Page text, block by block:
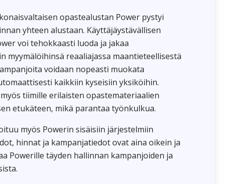
opastealustan Power pystyi
yhteen alustaan. Käyttäjäystävällisen
voi tehokkaasti luoda ja jakaa
myymälöihinsä reaaliajassa maantieteellisestä
voidaan nopeasti muokata
kaikkiin kyseisiin yksiköihin.
tiimille erilaisten opastemateriaalien
etukäteen, mikä parantaa työnkulkua.
myös Powerin sisäisiin järjestelmiin
hinnat ja kampanjatiedot ovat aina oikein ja
Powerille täyden hallinnan kampanjoiden ja